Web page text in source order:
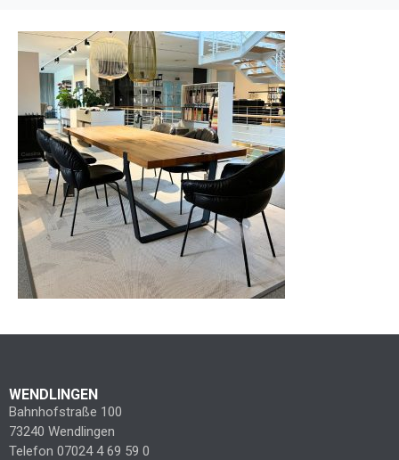
WENDLINGEN
Bahnhofstraße 100
73240 Wendlingen
Telefon 07024 4 69 59 0